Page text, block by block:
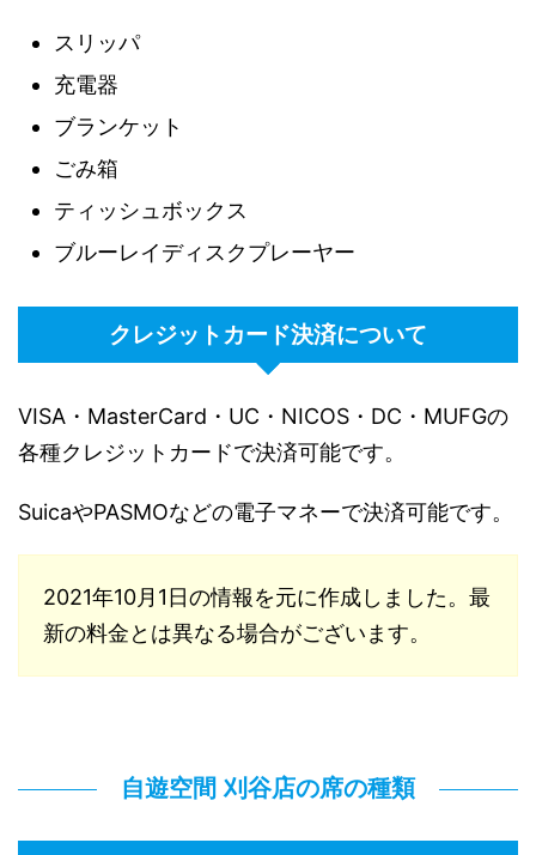
スリッパ
充電器
ブランケット
ごみ箱
ティッシュボックス
ブルーレイディスクプレーヤー
クレジットカード決済について
VISA・MasterCard・UC・NICOS・DC・MUFGの
各種クレジットカードで決済可能です。
SuicaやPASMOなどの電子マネーで決済可能です。
2021年10月1日の情報を元に作成しました。最
新の料金とは異なる場合がございます。
自遊空間 刈谷店の席の種類